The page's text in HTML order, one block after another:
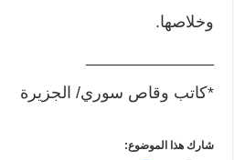
وخلاصها.
*كاتب وقاص سوري/ الجزيرة
شارك هذا الموضوع: